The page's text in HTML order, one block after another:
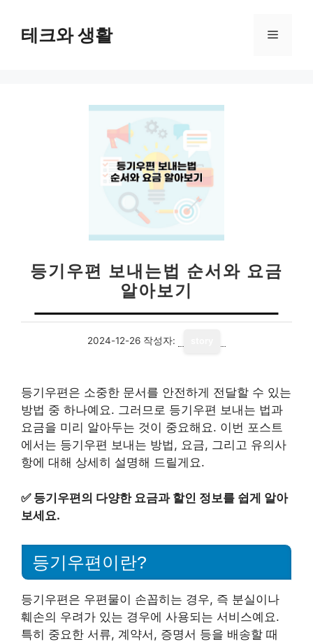
테크와 생활 메
등기우편 보내는법 순서와 요금
알아보기
2024-12-26 작성자:
등기우편은 소중한 문서를 안전하게 전달할 수 있는
방법 중 하나예요. 그러므로 등기우편 보내는 법과
요금을 미리 알아두는 것이 중요해요. 이번 포스트
에서는 등기우편 보내는 방법, 요금, 그리고 유의사
항에 대해 상세히 설명해 드릴게요.
✅ 등기우편의 다양한 요금과 할인 정보를 쉽게 알아
보세요.
등기우편이란?
등기우편은 우편물이 손꼽히는 경우, 즉 분실이나
훼손의 우려가 있는 경우에 사용되는 서비스예요.
특히 중요한 서류, 계약서, 증명서 등을 배송할 때